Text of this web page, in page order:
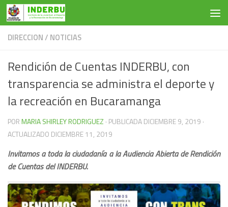
Saltar al contenido
DIRECCION/ NOTICIAS
Rendición de Cuentas INDERBU, con
transparencia se administra el deporte y
la recreación en Bucaramanga
PORMARIA SHIRLEY RODRIGUEZ · PUBLICADADICIEMBRE 9, 2019 ·
ACTUALIZADO DICIEMBRE 11, 2019
Invitamos a toda la ciudadanía a la Audiencia Abierta de Rendición
de Cuentas del INDERBU.